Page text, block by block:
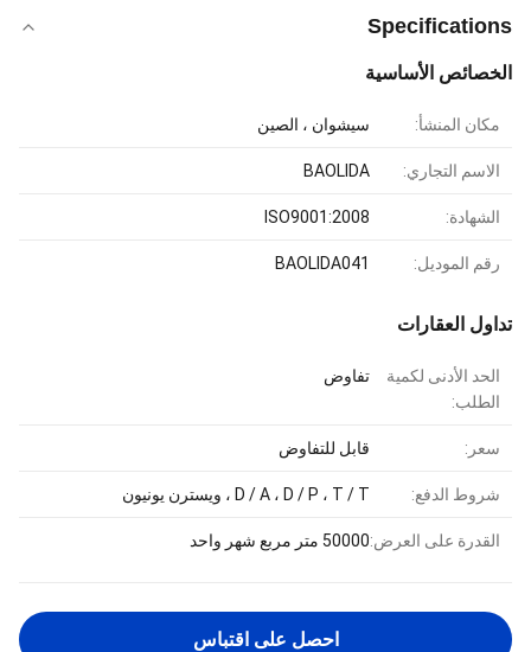
Specifications
الخصائص الأساسية
مكان المنشأ: سيشوان ، الصين
الاسم التجاري: BAOLIDA
الشهادة: ISO9001:2008
رقم الموديل: BAOLIDA041
تداول العقارات
الحد الأدنى لكمية
الطلب:
تفاوض
سعر: قابل للتفاوض
شروط الدفع: D / A ، D / P ، T / T ، ويسترن يونيون
القدرة على العرض:50000 متر مربع شهر واحد
احصل على اقتباس